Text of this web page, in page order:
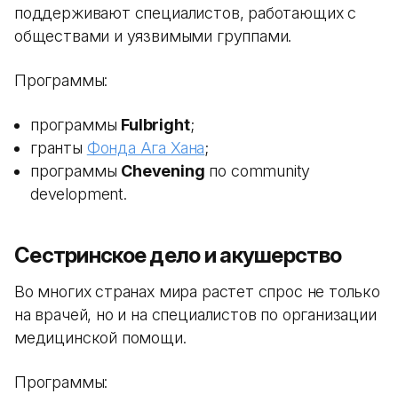
поддерживают специалистов, работающих с
обществами и уязвимыми группами.
Программы:
программы Fulbright;
гранты Фонда Ага Хана;
программы Chevening по community
development.
Сестринское дело и акушерство
Во многих странах мира растет спрос не только
на врачей, но и на специалистов по организации
медицинской помощи.
Программы: